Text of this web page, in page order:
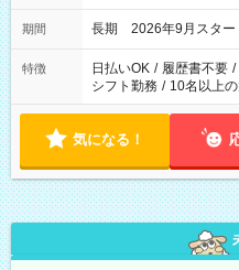
期間 長期 2026年9月スター
特徴 日払いOK / 履歴書不要 /
シフト勤務 / 10名以上
気になる！